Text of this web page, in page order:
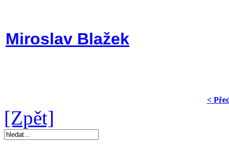
Miroslav Blažek
<
[Zpět]